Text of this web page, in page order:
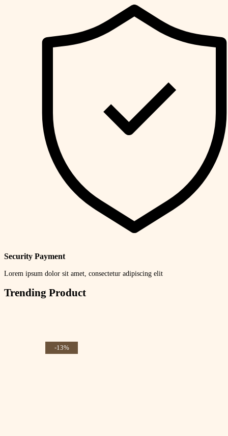
Security Payment
Lorem ipsum dolor sit amet, consectetur adipiscing elit
Trending Product
-13%